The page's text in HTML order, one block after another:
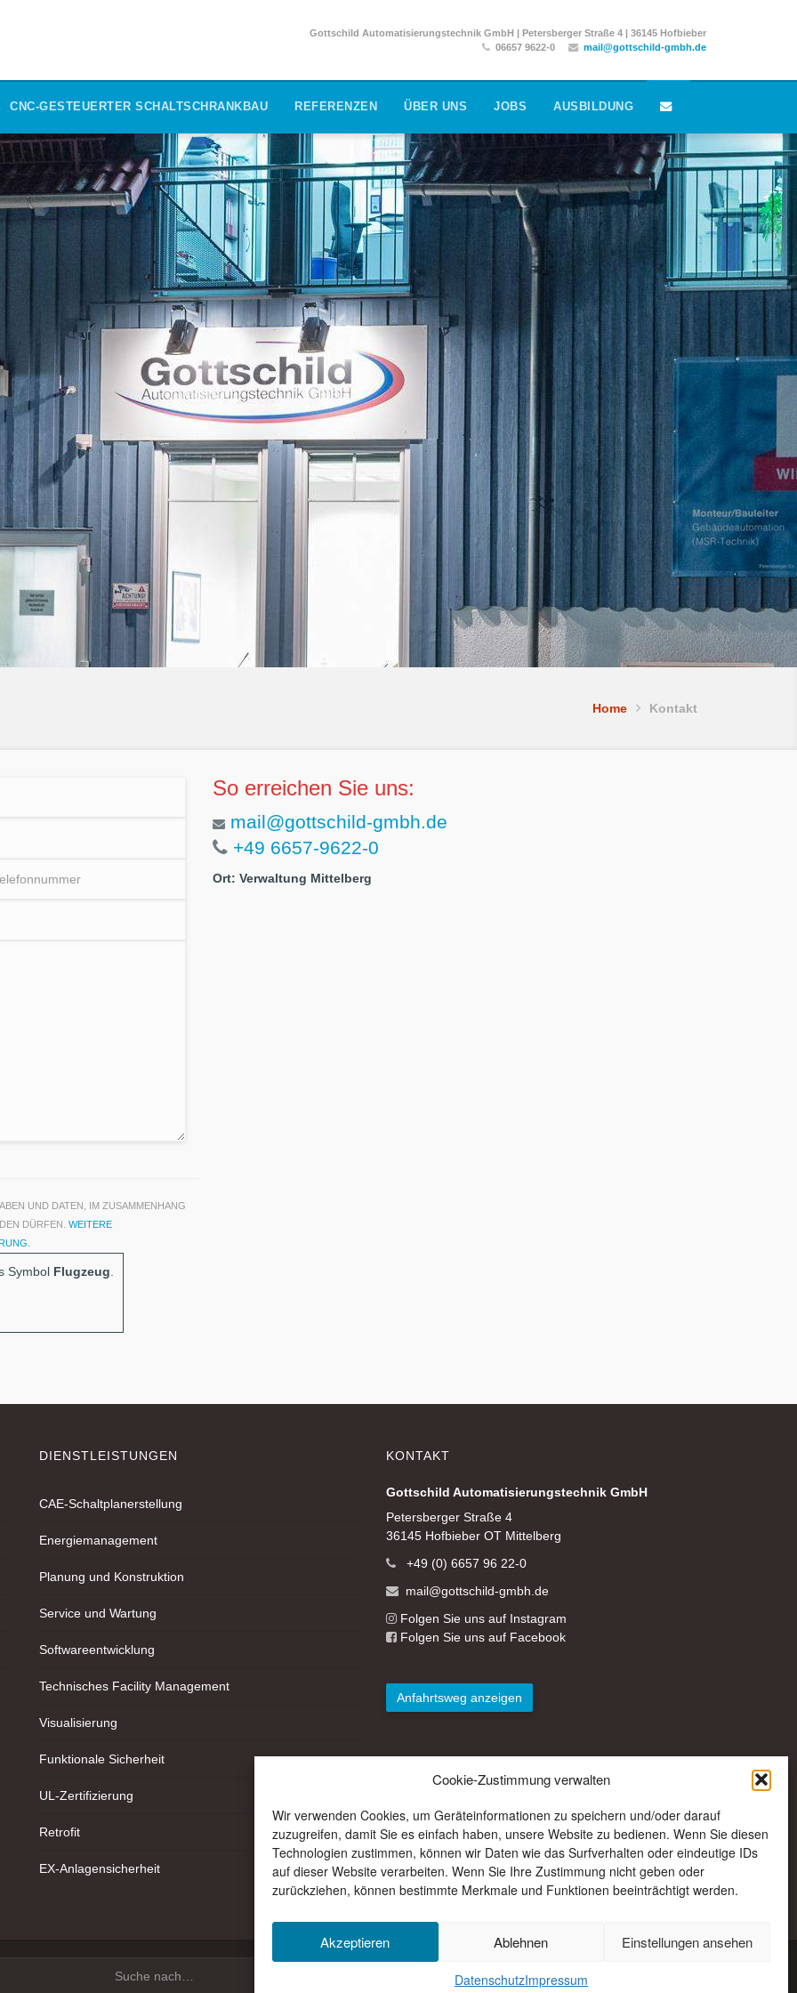
Cookie-Zustimmung verwalten
Wir verwenden Cookies, um Geräteinformationen zu speichern und/oder darauf
zuzugreifen, damit Sie es einfach haben, unsere Website zu bedienen. Wenn Sie diesen
Technologien zustimmen, können wir Daten wie das Surfverhalten oder eindeutige IDs
auf dieser Website verarbeiten. Wenn Sie Ihre Zustimmung nicht geben oder
zurückziehen, können bestimmte Merkmale und Funktionen beeinträchtigt werden.
Akzeptieren Ablehnen Einstellungen ansehen
DatenschutzImpressum
Gottschild Automatisierungstechnik GmbH | Petersberger Straße 4 | 36145 Hofbieber
06657 9622-0
mail@gottschild-gmbh.de
CNC-GESTEUERTER SCHALTSCHRANKBAU REFERENZEN ÜBER UNS JOBS AUSBILDUNG
Home Kontakt
UND DATEN, IM ZUSAMMENHANG
DÜRFEN. WEITERE
Symbol Flugzeug
So erreichen Sie uns:
mail@gottschild-gmbh.de
+49 6657-9622-0
Ort: Verwaltung Mittelberg
DIENSTLEISTUNGEN
CAE-Schaltplanerstellung
Energiemanagement
Planung und Konstruktion
Service und Wartung
Softwareentwicklung
Technisches Facility Management
Visualisierung
Funktionale Sicherheit
UL-Zertifizierung
Retrofit
EX-Anlagensicherheit
KONTAKT
Gottschild Automatisierungstechnik GmbH
Petersberger Straße 4
36145 Hofbieber OT Mittelberg
+49 (0) 6657 96 22-0
mail@gottschild-gmbh.de
Folgen Sie uns auf Instagram
Folgen Sie uns auf Facebook
Anfahrtsweg anzeigen
Kontakt Anfahrt AGB Impressum